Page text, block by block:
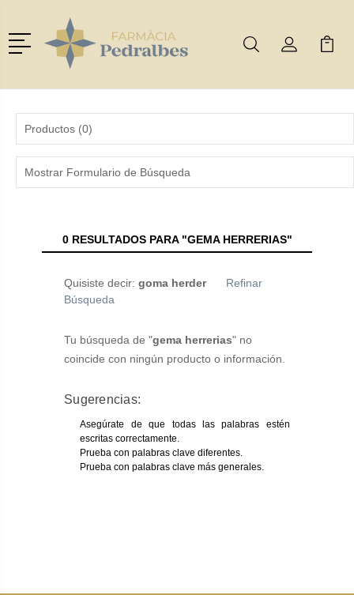
Menú
BuscarMi Cuenta
Mi
Productos (0)
Mostrar Formulario de Búsqueda
0 RESULTADOS PARA "GEMA HERRERIAS"
Quisiste decir:goma herder
Refinar
Búsqueda
Tu búsqueda de "gema herrerias" no
coincide con ningún producto o información.
Sugerencias:
Asegúrate de que todas las palabras estén
escritas correctamente.
Prueba con palabras clave diferentes.
Prueba con palabras clave más generales.